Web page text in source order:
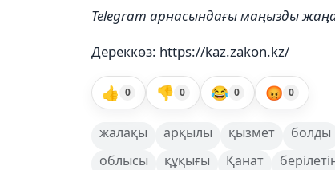
Telegram арнасындағы маңызды
Дереккөз: https://kaz.zakon.kz/
👍 0 👎 0 😂 0 😡 0
жалақы арқылы қызмет болды
облысы
құқығы Қанат